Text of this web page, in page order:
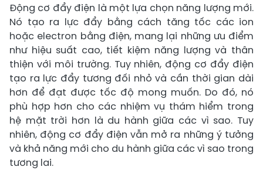
Động cơ đẩy điện là một lựa chọn năng lượng mới.
Nó tạo ra lực đẩy bằng cách tăng tốc các ion
hoặc electron bằng điện, mang lại những ưu điểm
như hiệu suất cao, tiết kiệm năng lượng và thân
thiện với môi trường. Tuy nhiên, động cơ đẩy điện
tạo ra lực đẩy tương đối nhỏ và cần thời gian dài
hơn để đạt được tốc độ mong muốn. Do đó, nó
phù hợp hơn cho các nhiệm vụ thám hiểm trong
hệ mặt trời hơn là du hành giữa các vì sao. Tuy
nhiên, động cơ đẩy điện vẫn mở ra những ý tưởng
và khả năng mới cho du hành giữa các vì sao trong
tương lai.